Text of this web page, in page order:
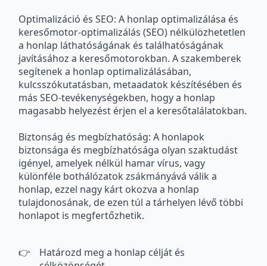
Optimalizáció és SEO: A honlap optimalizálása és
keresőmotor-optimalizálás (SEO) nélkülözhetetlen
a honlap láthatóságának és találhatóságának
javításához a keresőmotorokban. A szakemberek
segítenek a honlap optimalizálásában,
kulcsszókutatásban, metaadatok készítésében és
más SEO-tevékenységekben, hogy a honlap
magasabb helyezést érjen el a keresőtalálatokban.
Biztonság és megbízhatóság: A honlapok
biztonsága és megbízhatósága olyan szaktudást
igényel, amelyek nélkül hamar vírus, vagy
különféle bothálózatok zsákmányává válik a
honlap, ezzel nagy kárt okozva a honlap
tulajdonosának, de ezen túl a tárhelyen lévő többi
honlapot is megfertőzhetik.
Határozd meg a honlap célját és